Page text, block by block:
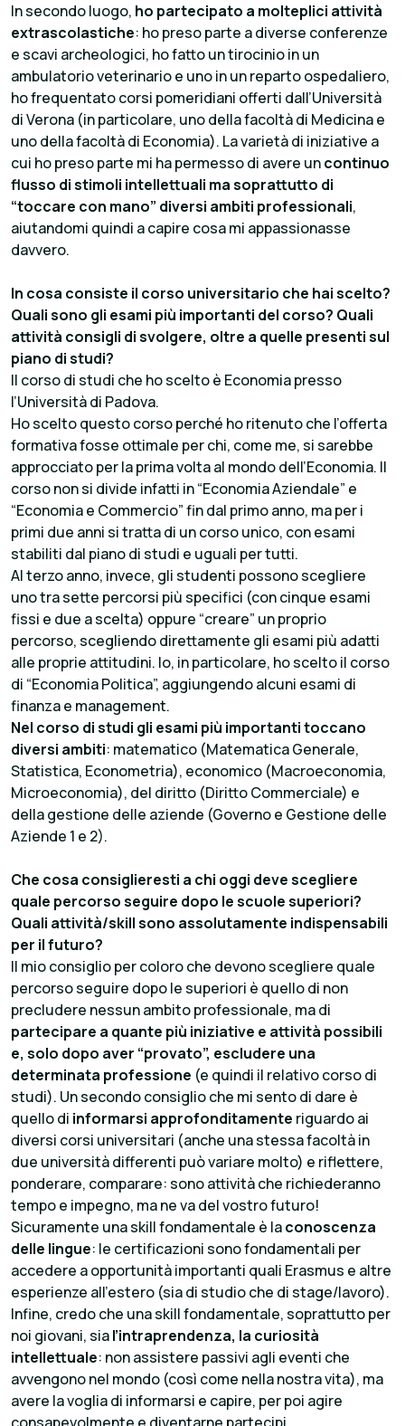
In secondo luogo, ho partecipato a molteplici attività
extrascolastiche: ho preso parte a diverse conferenze
e scavi archeologici, ho fatto un tirocinio in un
ambulatorio veterinario e uno in un reparto ospedaliero,
ho frequentato corsi pomeridiani offerti dall’Università
di Verona (in particolare, uno della facoltà di Medicina e
uno della facoltà di Economia). La varietà di iniziative a
cui ho preso parte mi ha permesso di avere uncontinuo
flusso di stimoli intellettuali ma soprattutto di
“toccare con mano” diversi ambiti professionali,
aiutandomi quindi a capire cosa mi appassionasse
davvero.
In cosa consiste il corso universitario che hai scelto?
Quali sono gli esami più importanti del corso? Quali
attività consigli di svolgere, oltre a quelle presenti sul
piano di studi?
Il corso di studi che ho scelto è Economia presso
l’Università di Padova.
Ho scelto questo corso perché ho ritenuto che l’offerta
formativa fosse ottimale per chi, come me, si sarebbe
approcciato per la prima volta al mondo dell’Economia. Il
corso non si divide infatti in “Economia Aziendale” e
“Economia e Commercio” fin dal primo anno, ma per i
primi due anni si tratta di un corso unico, con esami
stabiliti dal piano di studi e uguali per tutti.
Al terzo anno, invece, gli studenti possono scegliere
uno tra sette percorsi più specifici (con cinque esami
fissi e due a scelta) oppure “creare” un proprio
percorso, scegliendo direttamente gli esami più adatti
alle proprie attitudini. Io, in particolare, ho scelto il corso
di “Economia Politica”, aggiungendo alcuni esami di
finanza e management.
Nel corso di studi gli esami più importanti toccano
diversi ambiti: matematico (Matematica Generale,
Statistica, Econometria), economico (Macroeconomia,
Microeconomia), del diritto (Diritto Commerciale) e
della gestione delle aziende (Governo e Gestione delle
Aziende 1 e 2).
Che cosa consiglieresti a chi oggi deve scegliere
quale percorso seguire dopo le scuole superiori?
Quali attività/skill sono assolutamente indispensabili
per il futuro?
Il mio consiglio per coloro che devono scegliere quale
percorso seguire dopo le superiori è quello di non
precludere nessun ambito professionale, ma di
partecipare a quante più iniziative e attività possibili
e, solo dopo aver “provato”, escludere una
determinata professione (e quindi il relativo corso di
studi). Un secondo consiglio che mi sento di dare è
quello di informarsi approfonditamente riguardo ai
diversi corsi universitari (anche una stessa facoltà in
due università differenti può variare molto) e riflettere,
ponderare, comparare: sono attività che richiederanno
tempo e impegno, ma ne va del vostro futuro!
Sicuramente una skill fondamentale è laconoscenza
delle lingue: le certificazioni sono fondamentali per
accedere a opportunità importanti quali Erasmus e altre
esperienze all’estero (sia di studio che di stage/lavoro).
Infine, credo che una skill fondamentale, soprattutto per
noi giovani, sial’intraprendenza, la curiosità
intellettuale: non assistere passivi agli eventi che
avvengono nel mondo (così come nella nostra vita), ma
avere la voglia di informarsi e capire, per poi agire